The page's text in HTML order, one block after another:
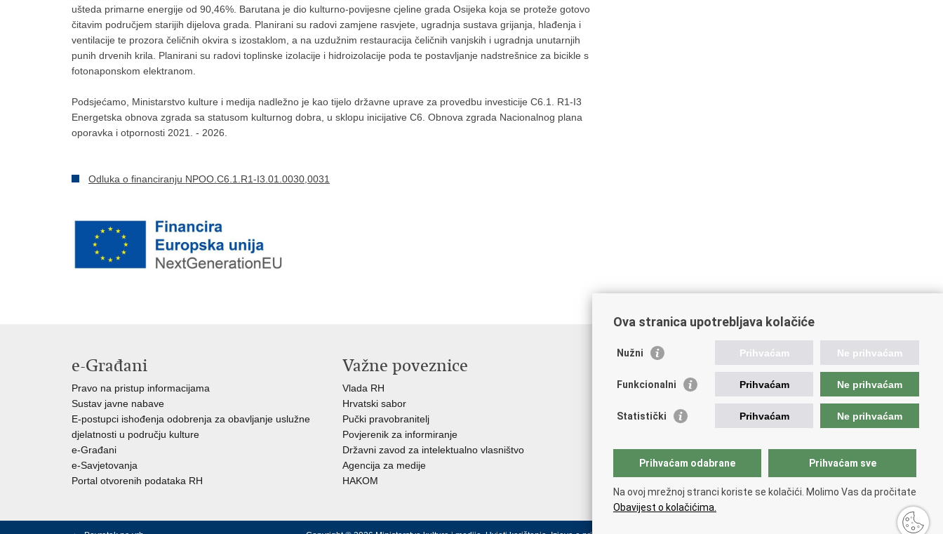
ušteda primarne energije od 90,46%. Barutana je dio kulturno-povijesne cjeline grada Osijeka koja se proteže gotovo
čitavim područjem starijih dijelova grada. Planirani su radovi zamjene rasvjete, ugradnja sustava grijanja, hlađenja i
ventilacije te prozora čeličnih okvira s izostaklom, a na uzdužnim restauracija čeličnih vanjskih i ugradnja unutarnjih
punih drvenih krila. Planirani su radovi toplinske izolacije i hidroizolacije poda te postavljanje nadstrešnice za bicikle s
fotonaponskom elektranom.
Podsjećamo, Ministarstvo kulture i medija nadležno je kao tijelo državne uprave za provedbu investicije C6.1. R1-I3
Energetska obnova zgrada sa statusom kulturnog dobra, u sklopu inicijative C6. Obnova zgrada Nacionalnog plana
oporavka i otpornosti 2021. - 2026.
Odluka o financiranju NPOO.C6.1.R1-I3.01.0030,0031
e-Građani
Pravo na pristup informacijama
Sustav javne nabave
E-postupci ishođenja odobrenja za obavljanje uslužne
djelatnosti u području kulture
e-Građani
e-Savjetovanja
Portal otvorenih podataka RH
Važne poveznice
Vlada RH
Hrvatski sabor
Pučki pravobranitelj
Povjerenik za informiranje
Državni zavod za intelektualno vlasništvo
Agencija za medije
HAKOM
Ostale poveznice
Hrvatski restauratorski zavod
Zaklada Kultura nova
Cultural heritage in EU
EU National Institutes for Culture
Međunarodni centar za podvodnu arheologiju u Zadru
(MCPA)
Ova stranica upotrebljava kolačiće
Nužni Prihvaćam Ne prihvaćam
Funkcionalni Prihvaćam Ne prihvaćam
Statistički Prihvaćam Ne prihvaćam
Prihvaćam odabrane Prihvaćam sve
Na ovoj mrežnoj stranci koriste se kolačići. Molimo Vas da pročitate
Obavijest o kolačićima.